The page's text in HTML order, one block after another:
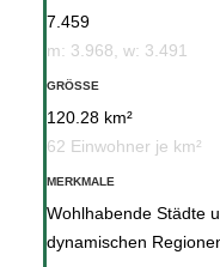
7.459
m: 3.968, w: 3.491
GRÖSSE
120.28 km²
62 Einwohner je km²
MERKMALE
Wohlhabende Städte
dynamischen